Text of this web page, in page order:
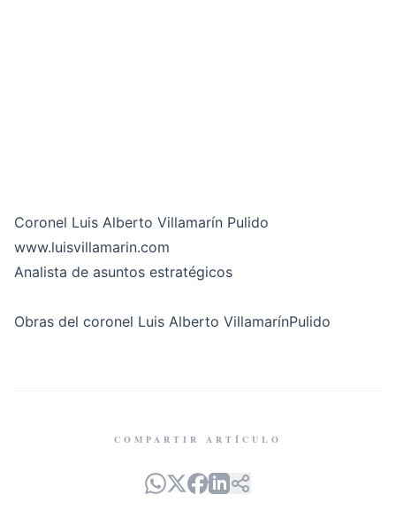
Coronel Luis Alberto Villamarín Pulido
www.luisvillamarin.com
Analista de asuntos estratégicos
Obras del coronel Luis Alberto VillamarínPulido
COMPARTIR ARTÍCULO